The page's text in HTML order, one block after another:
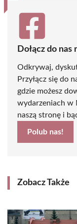
Dołącz do nas
Odkrywaj,
Przyłącz się do
gdzie możesz
wydarzeniach w
naszą stronę i
Polub nas!
Zobacz Także